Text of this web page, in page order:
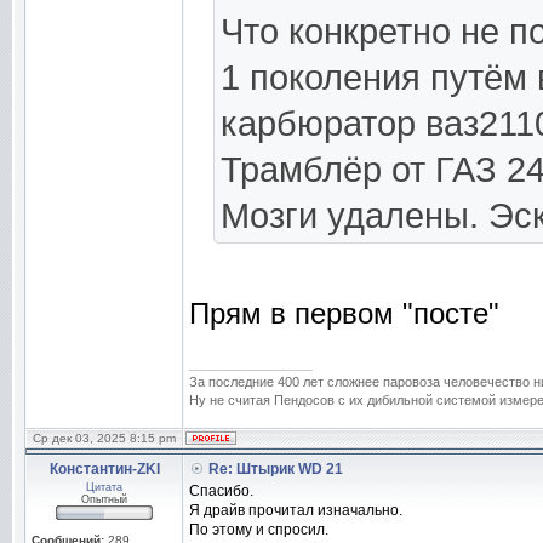
Что конкретно не
1 поколения
карбюратор
Трамблёр от ГАЗ
Мозги удалены.
Прям в первом "посте"
За последние 400 лет сложнее паровоза человечество
Ну не считая Пендосов с их дибильной системой
Ср дек 03, 2025 8:15 pm
Константин-ZKI
Цитата
Опытный
Сообщений: 289
Re: Штырик WD 21
Спасибо.
Я драйв прочитал изначально.
По этому и спросил.